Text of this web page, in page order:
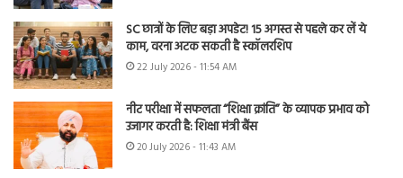
SC छात्रों के लिए बड़ा अपडेट! 15 अगस्त से पहले कर लें ये
काम, वरना अटक सकती है स्कॉलरशिप
22 July 2026 - 11:54 AM
नीट परीक्षा में सफलता “शिक्षा क्रांति” के व्यापक प्रभाव को
उजागर करती है: शिक्षा मंत्री बैंस
20 July 2026 - 11:43 AM